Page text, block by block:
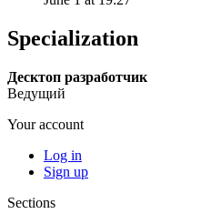
Specialization
Десктоп разработчик
Ведущий
Your account
Log in
Sign up
Sections